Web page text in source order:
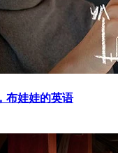
布娃娃的英语